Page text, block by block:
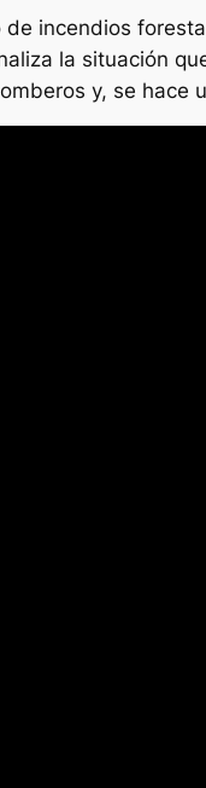
incendios
la situación
y, se